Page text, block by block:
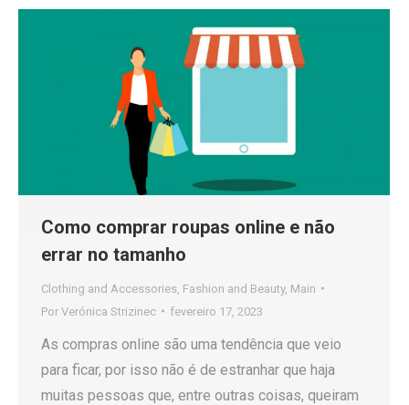
Como comprar roupas online e não
errar no tamanho
Clothing and Accessories Fashion and Beauty, Main
Por Verónica Strizinec fevereiro 17, 2023
As compras online são uma tendência que veio
para ficar, por isso não é de estranhar que haja
muitas pessoas que, entre outras coisas, queiram